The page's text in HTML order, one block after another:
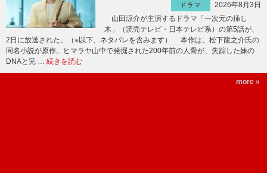
ドラマ
2026年8月3日
山田涼介が主演するドラマ「一次元の挿し
木」（読売テレビ・日本テレビ系）の第5話が、
2日に放送された。（※以下、ネタバレを含みます） 本作は、松下龍之介氏の
同名小説が原作。ヒマラヤ山中で発掘された200年前の人骨が、失踪した妹の
DNAと完 … 続きを読む
more »